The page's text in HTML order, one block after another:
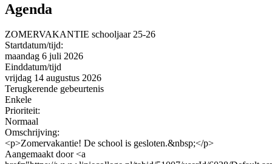
Agenda
ZOMERVAKANTIE schooljaar 25-26
Startdatum/tijd:
maandag 6 juli 2026
Einddatum/tijd
vrijdag 14 augustus 2026
Terugkerende gebeurtenis
Enkele
Prioriteit:
Normaal
Omschrijving:
<p>Zomervakantie! De school is gesloten.&nbsp;</p>
Aangemaakt door <a